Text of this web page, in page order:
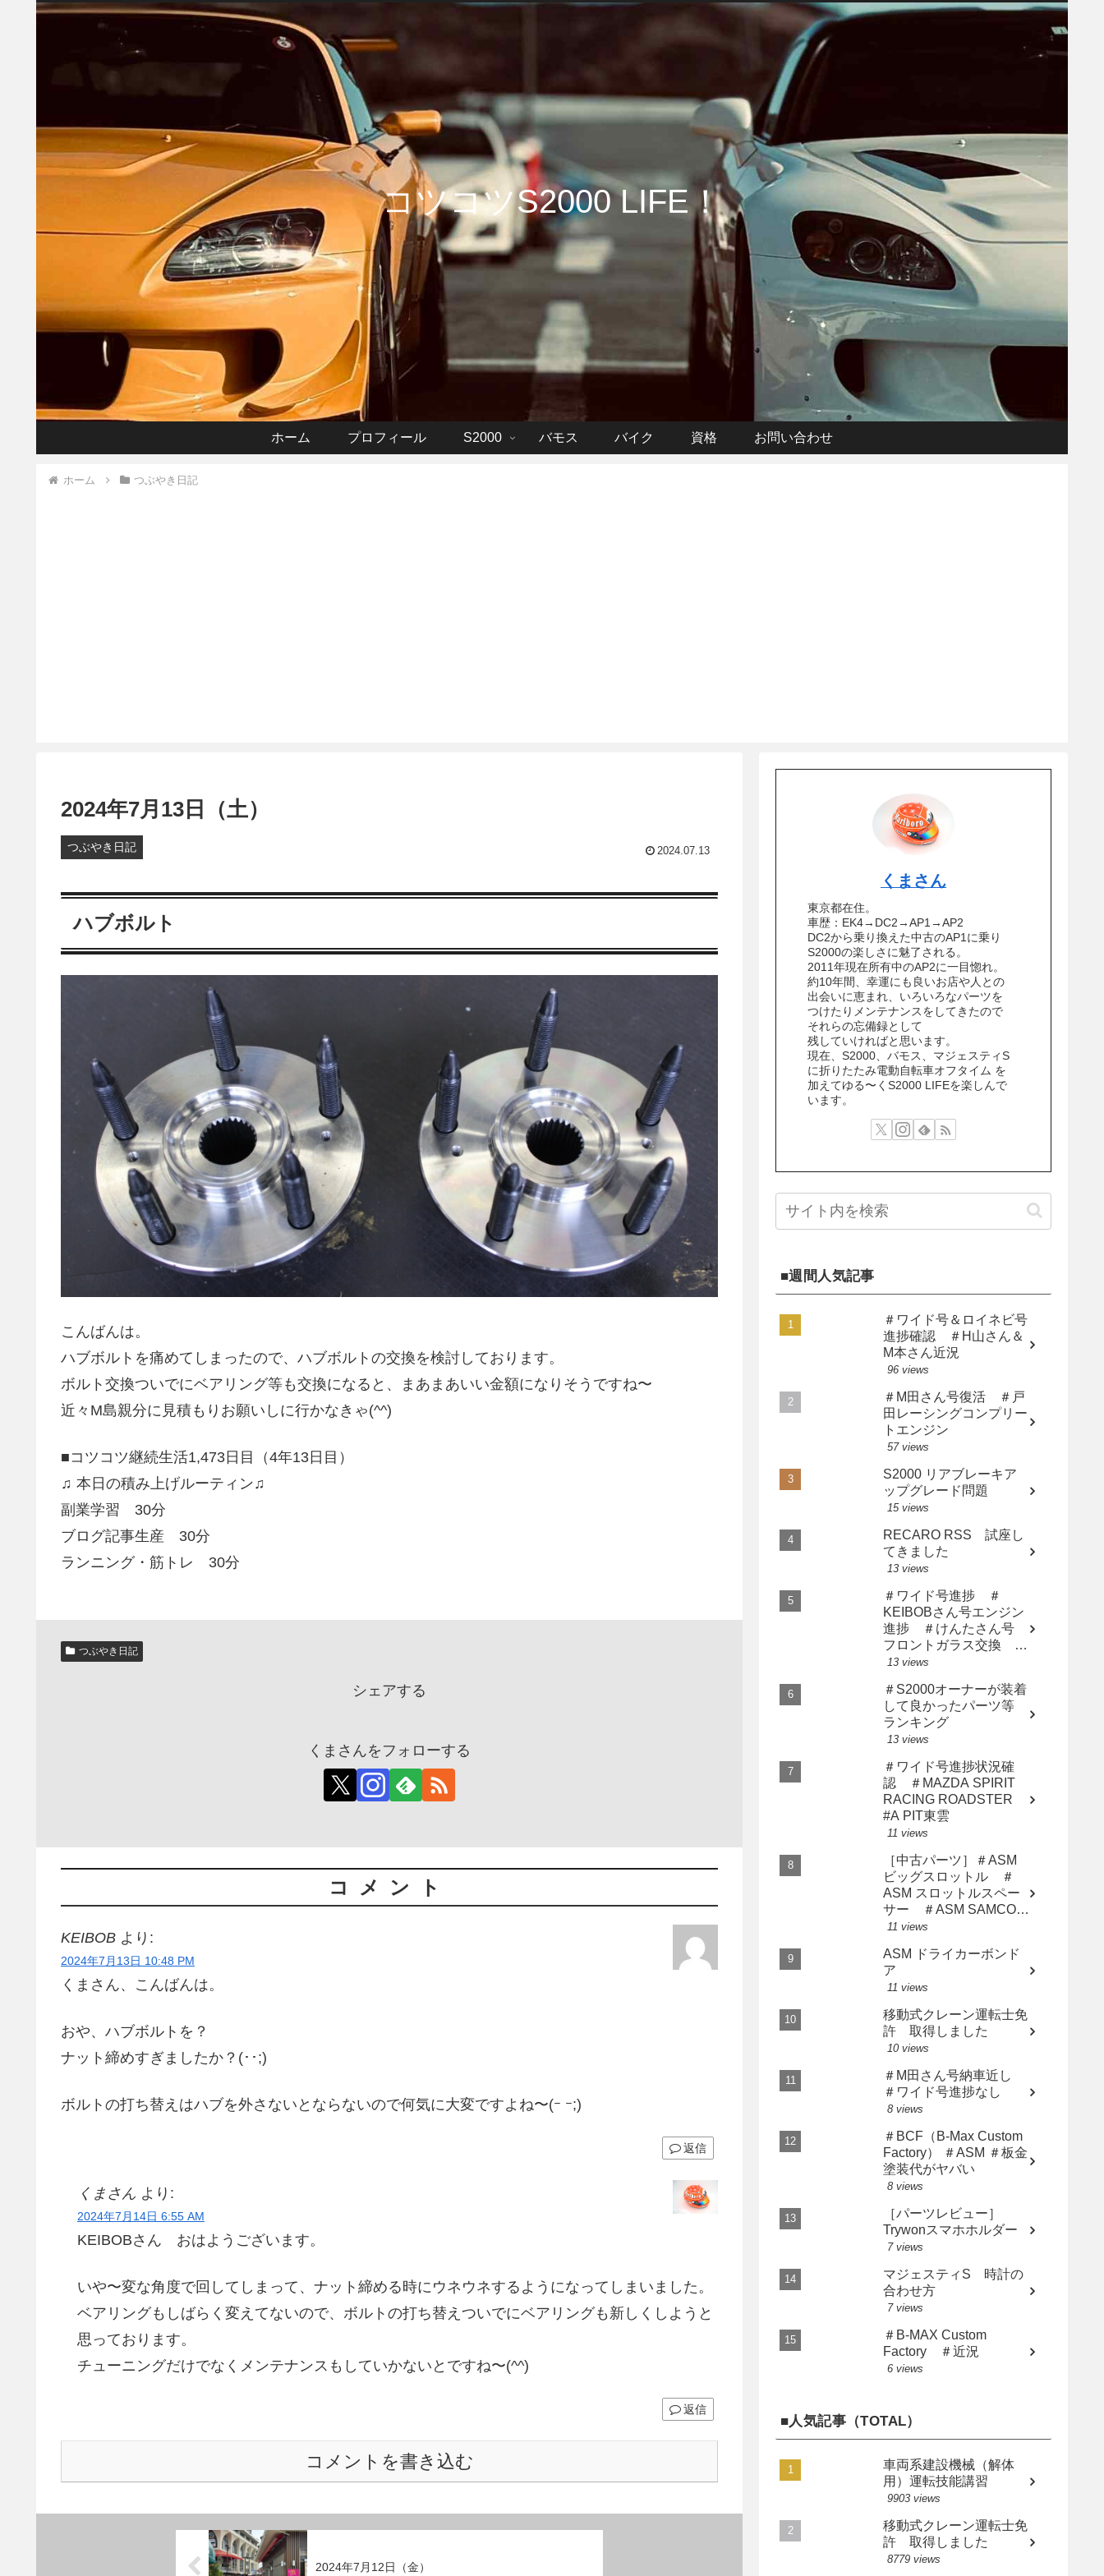
コツコツS2000 LIFE！
ホーム プロフィール S2000 バモス バイク 資格 お問い合わせ
ホーム つぶやき日記
2024年7月13日（土）
つぶやき日記 2024.07.13
ハブボルト
こんばんは。
ハブボルトを痛めてしまったので、ハブボルトの交換を検討しております。
ボルト交換ついでにベアリング等も交換になると、まあまあいい金額になりそうですね〜
近々M島親分に見積もりお願いしに行かなきゃ(^^)
■コツコツ継続生活1,473日目（4年13日目）
♫ 本日の積み上げルーティン♫
副業学習 30分
ブログ記事生産 30分
ランニング・筋トレ 30分
つぶやき日記
シェアする
くまさんをフォローする
コメント
KEIBOB より:
2024年7月13日 10:48 PM
くまさん、こんばんは。
おや、ハブボルトを？
ナット締めすぎましたか？(･･;)
ボルトの打ち替えはハブを外さないとならないので何気に大変ですよね〜(ｰ ｰ;)
返信
くまさん より:
2024年7月14日 6:55 AM
KEIBOBさん おはようございます。
いや〜変な角度で回してしまって、ナット締める時にウネウネするようになってしまいました。
ベアリングもしばらく変えてないので、ボルトの打ち替えついでにベアリングも新しくしようと
思っております。
チューニングだけでなくメンテナンスもしていかないとですね〜(^^)
返信
コメントを書き込む
2024年7月12日（金）
くまさん
東京都在住。
車歴：EK4→DC2→AP1→AP2
DC2から乗り換えた中古のAP1に乗り
S2000の楽しさに魅了される。
2011年現在所有中のAP2に一目惚れ。
約10年間、幸運にも良いお店や人との
出会いに恵まれ、いろいろなパーツを
つけたりメンテナンスをしてきたので
それらの忘備録として
残していければと思います。
現在、S2000、バモス、マジェスティS
に折りたたみ電動自転車オフタイム を
加えてゆる〜くS2000 LIFEを楽しんで
います。
■週間人気記事
＃ワイド号＆ロイネビ号
進捗確認 ＃H山さん＆
M本さん近況
96 views
＃M田さん号復活 ＃戸
田レーシングコンプリー
トエンジン
57 views
S2000 リアブレーキア
ップグレード問題
15 views
RECARO RSS 試座し
てきました
13 views
＃ワイド号進捗 ＃
KEIBOBさん号エンジン
進捗 ＃けんたさん号
フロントガラス交換 ＃
サト橙さん漢の中の漢に
13 views
＃S2000オーナーが装着
して良かったパーツ等
ランキング
13 views
＃ワイド号進捗状況確
認 ＃MAZDA SPIRIT
RACING ROADSTER
#A PIT東雲
11 views
［中古パーツ］＃ASM
ビッグスロットル ＃
ASM スロットルスペー
サー ＃ASM SAMCO
インテークホース AP2
11 views
ASM ドライカーボンド
ア
11 views
移動式クレーン運転士免
許 取得しました
10 views
＃M田さん号納車近し
＃ワイド号進捗なし
8 views
＃BCF（B-Max Custom
Factory） ＃ASM ＃板金
塗装代がヤバい
8 views
［パーツレビュー］
Trywonスマホホルダー
7 views
マジェスティS 時計の
合わせ方
7 views
＃B-MAX Custom
Factory ＃近況
6 views
■人気記事（TOTAL）
車両系建設機械（解体
用）運転技能講習
9903 views
移動式クレーン運転士免
許 取得しました
8779 views